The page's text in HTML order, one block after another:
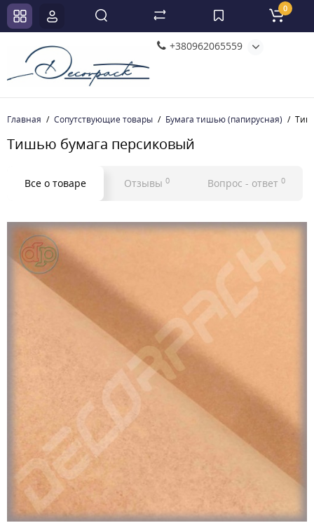
+380962065559
0
Главная Сопутствующие товары Бумага тишью (папирусная)
Тишью бумага персиковый
Все о товаре Отзывы 0 Вопрос - ответ 0